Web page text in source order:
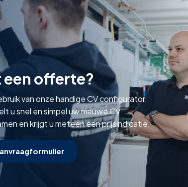
een offerte?
van onze handige CV configurator.
u snel en simpel uw nieuwe CV
en krijgt u meteen een prijsindicatie.